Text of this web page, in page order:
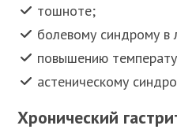
тошноте;
болевому синдрому в
повышению
астеническому
Хронический